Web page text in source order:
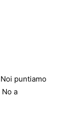
puntiamo
a